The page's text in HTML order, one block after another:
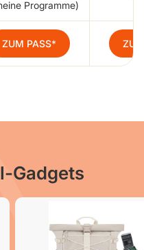
Programme)
ZUM PASS
Gadgets